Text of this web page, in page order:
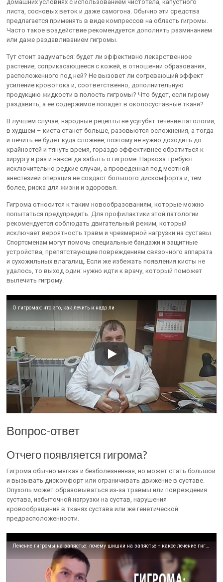
домашних условиях с использованием чистотела, капустного
листа, сосновых веток и даже самогона. Обычно эти средства
предлагается применять в виде компрессов на область гигромы.
Часто такое воздействие рекомендуется дополнять разминанием
или даже раздавливанием гигромы.
Тут стоит задуматься: будет ли эффективно лекарственное
растение, соприкасающееся с кожей, в отношении образования,
расположенного под ней? Не вызовет ли согревающий эффект
усиление кровотока и, соответственно, дополнительную
продукцию жидкости в полость гигромы? Что будет, если гирому
раздавить, а ее содержимое попадет в околосуставные ткани?
В лучшем случае, народные рецепты не усугубят течение патологии,
в худшем – киста станет больше, разовьются осложнения, а тогда
и лечить ее будет куда сложнее, поэтому не нужно доходить до
крайностей и тянуть время, гораздо эффективнее обратиться к
хирургу и раз и навсегда забыть о гигроме. Наркоза требуют
исключительно редкие случаи, а проведенная под местной
анестезией операция не создаст большого дискомфорта и, тем
более, риска для жизни и здоровья.
Гигрома относится к таким новообразованиям, которые можно
попытаться предупредить. Для профилактики этой патологии
рекомендуется соблюдать двигательный режим, который
исключает вероятность травм и чрезмерной нагрузки на суставы.
Спортсменам могут помочь специальные бандажи и защитные
устройства, препятствующие повреждениям связочного аппарата
и сухожильных влагалищ. Если же избежать появления кисты не
удалось, то выход один: нужно идти к врачу, который поможет
вылечить гигрому.
О гигромах: что это, как лечить и надо ли
Вопрос-ответ
Отчего появляется гигрома?
Гигрома обычно мягкая и безболезненная, но может стать большой
и вызывать дискомфорт или ограничивать движение в суставе.
Опухоль может образовываться из-за травмы или повреждения
сустава, избыточной нагрузки на сустав, нарушения
кровообращения в тканях сустава или же генетической
предрасположенности.
Лечение гигромы на запястье: почему шишки на запястье + какое лечение гигромы на запястье ЛУЧШЕ